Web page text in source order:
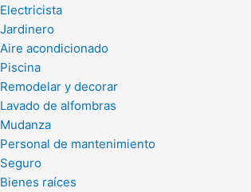
Electricista
Jardinero
Aire acondicionado
Piscina
Remodelar y decorar
Lavado de alfombras
Mudanza
Personal de mantenimiento
Seguro
Bienes raíces